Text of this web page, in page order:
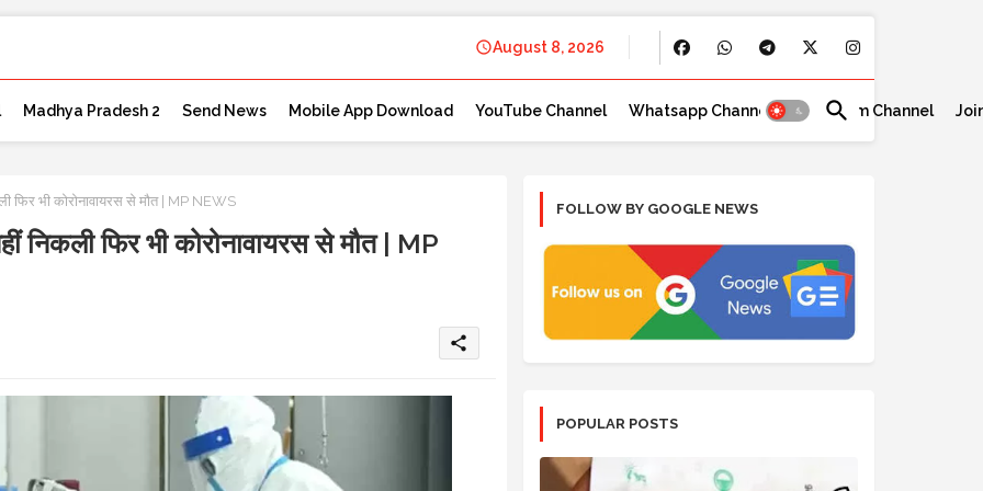
August 8, 2026
Madhya Pradesh 2 Send News Mobile App Download YouTube Channel Whatsapp Channel Telegram Channel
फिर भी कोरोनावायरस से मौत | MP NEWS
निकली फिर भी कोरोनावायरस से मौत | MP
share
FOLLOW BY GOOGLE NEWS
POPULAR POSTS